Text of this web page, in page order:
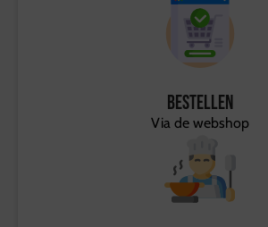
Bestellen
Via de webshop